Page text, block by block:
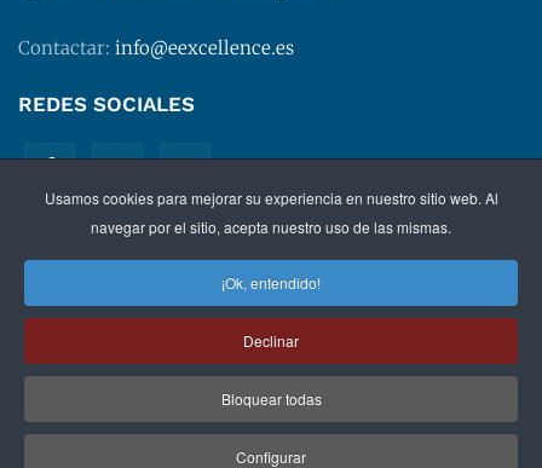
Usamos cookies para mejorar su experiencia en nuestro sitio web. Al
navegar por el sitio, acepta nuestro uso de las mismas.
¡Ok, entendido!
Declinar
Bloquear todas
Configurar
Contactar: info@eexcellence.es
REDES SOCIALES
©2026 EXECUTIVE EXCELLENCE.Managementpara
Política de privacidad|Aviso legal
contratación